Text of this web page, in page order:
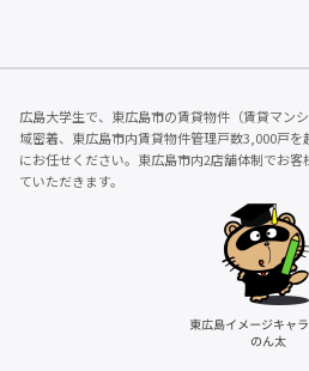
広島大学生で、東広島市の賃貸物件（賃貸マン
域密着、東広島市内賃貸物件管理戸数3,000戸
にお任せください。東広島市内2店舗体制でお
ていただきます。